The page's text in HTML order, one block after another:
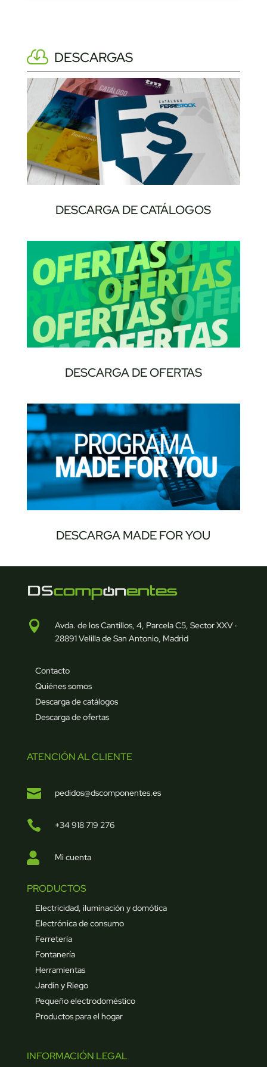
DESCARGAS
DESCARGA DE CATÁLOGOS
DESCARGA DE OFERTAS
DESCARGA MADE FOR YOU

Avda. de los Cantillos, 4, Parcela C5, Sector XXV ·
28891 Velilla de San Antonio, Madrid
Contacto
Quiénes somos
Descarga de catálogos
Descarga de ofertas
ATENCIÓN AL CLIENTE
 pedidos@dscomponentes.es
 +34 918 719 276
 Mi cuenta
PRODUCTOS
Electricidad, iluminación y domótica
Electrónica de consumo
Ferretería
Fontanería
Herramientas
Jardín y Riego
Pequeño electrodoméstico
Productos para el hogar
INFORMACIÓN LEGAL